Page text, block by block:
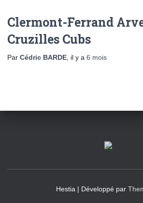
Clermont-Ferrand
Cruzilles Cubs
Par Cédric BARDE , il y a 6 mois
Hestia | Développé par